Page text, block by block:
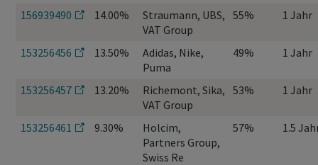
156939490 14.00%
Straumann, UBS,
VAT Group
55% 1 Jahr
153256456 13.50%
Adidas, Nike,
Puma
49% 1 Jahr
153256457 13.20%
Richemont, Sika,
VAT Group
53% 1 Jahr
153256461 9.30%
Holcim,
Partners Group,
Swiss Re
57% 1.5